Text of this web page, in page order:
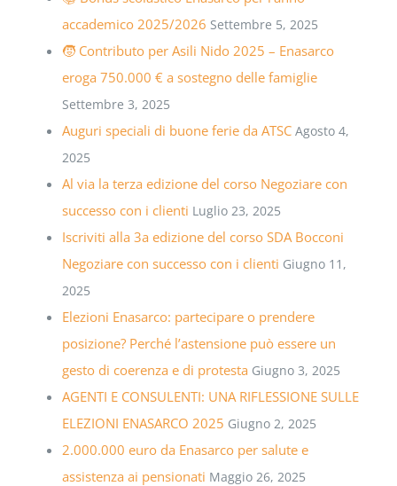
accademico 2025/2026 Settembre 5, 2025
🧒 Contributo per Asili Nido 2025 – Enasarco
eroga 750.000 € a sostegno delle famiglie
Settembre 3, 2025
Auguri speciali di buone ferie da ATSC Agosto 4,
2025
Al via la terza edizione del corso Negoziare con
successo con i clienti Luglio 23, 2025
Iscriviti alla 3a edizione del corso SDA Bocconi
Negoziare con successo con i clienti Giugno 11,
2025
Elezioni Enasarco: partecipare o prendere
posizione? Perché l’astensione può essere un
gesto di coerenza e di protesta Giugno 3, 2025
AGENTI E CONSULENTI: UNA RIFLESSIONE SULLE
ELEZIONI ENASARCO 2025 Giugno 2, 2025
2.000.000 euro da Enasarco per salute e
assistenza ai pensionati Maggio 26, 2025